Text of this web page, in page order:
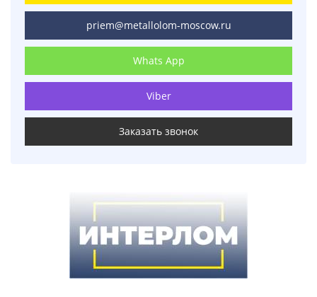
priem@metallolom-moscow.ru
Whats App
Viber
Заказать звонок